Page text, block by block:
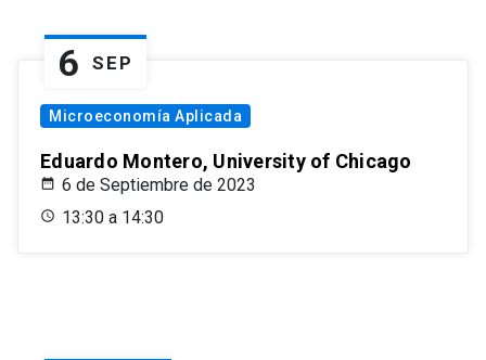
6 SEP
Microeconomía Aplicada
Eduardo Montero, University of Chicago
6 de Septiembre de 2023
13:30 a 14:30